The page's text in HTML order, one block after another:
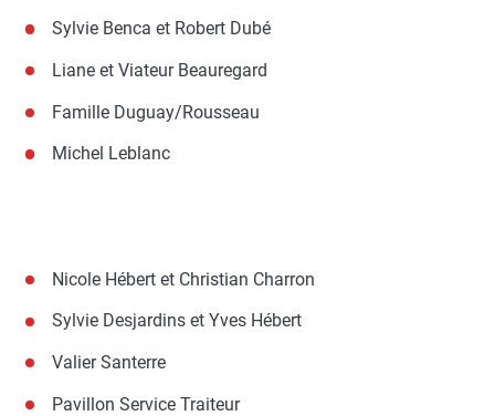
Sylvie Benca et Robert Dubé
Liane et Viateur Beauregard
Famille Duguay/Rousseau
Michel Leblanc
Nicole Hébert et Christian Charron
Sylvie Desjardins et Yves Hébert
Valier Santerre
Pavillon Service Traiteur